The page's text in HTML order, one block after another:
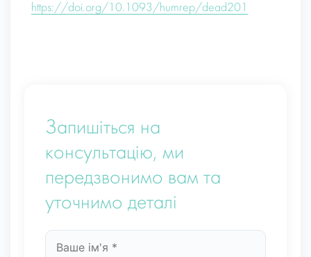
https://doi.org/10.1093/humrep/dead201
Запишіться на
консультацію, ми
передзвонимо вам та
уточнимо деталі